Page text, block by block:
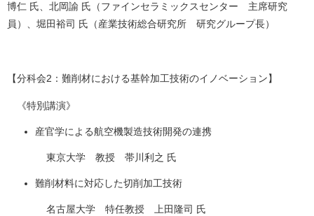
博仁 氏、北岡諭 氏（ファインセラミックスセンター 主席研究
員）、堀田裕司 氏（産業技術総合研究所 研究グループ長）
【分科会2：難削材における基幹加工技術のイノベーション】
《特別講演》
産官学による航空機製造技術開発の連携
東京大学 教授 帯川利之 氏
難削材料に対応した切削加工技術
名古屋大学 特任教授 上田隆司 氏